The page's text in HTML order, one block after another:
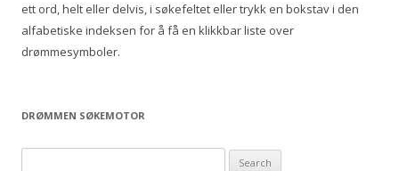
ett ord, helt eller delvis, i søkefeltet eller trykk en bokstav i den
alfabetiske indeksen for å få en klikkbar liste over
drømmesymboler.
DRØMMEN SØKEMOTOR